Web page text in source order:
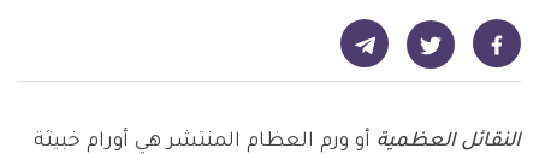
شارك على فيسبوك - ديلي ميديكال انفو شارك على تويتر - ديلي ميديكال انفو شارك على تيليجرام - ديلي ميديكال انفو
النقائل العظمية أو ورم العظام المنتشر هي أورام خبيثة